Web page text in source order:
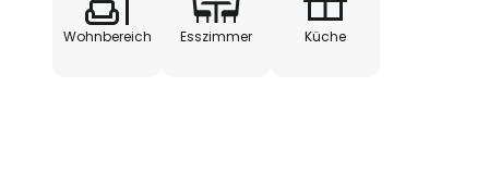
Wohnbereich Esszimmer Küche